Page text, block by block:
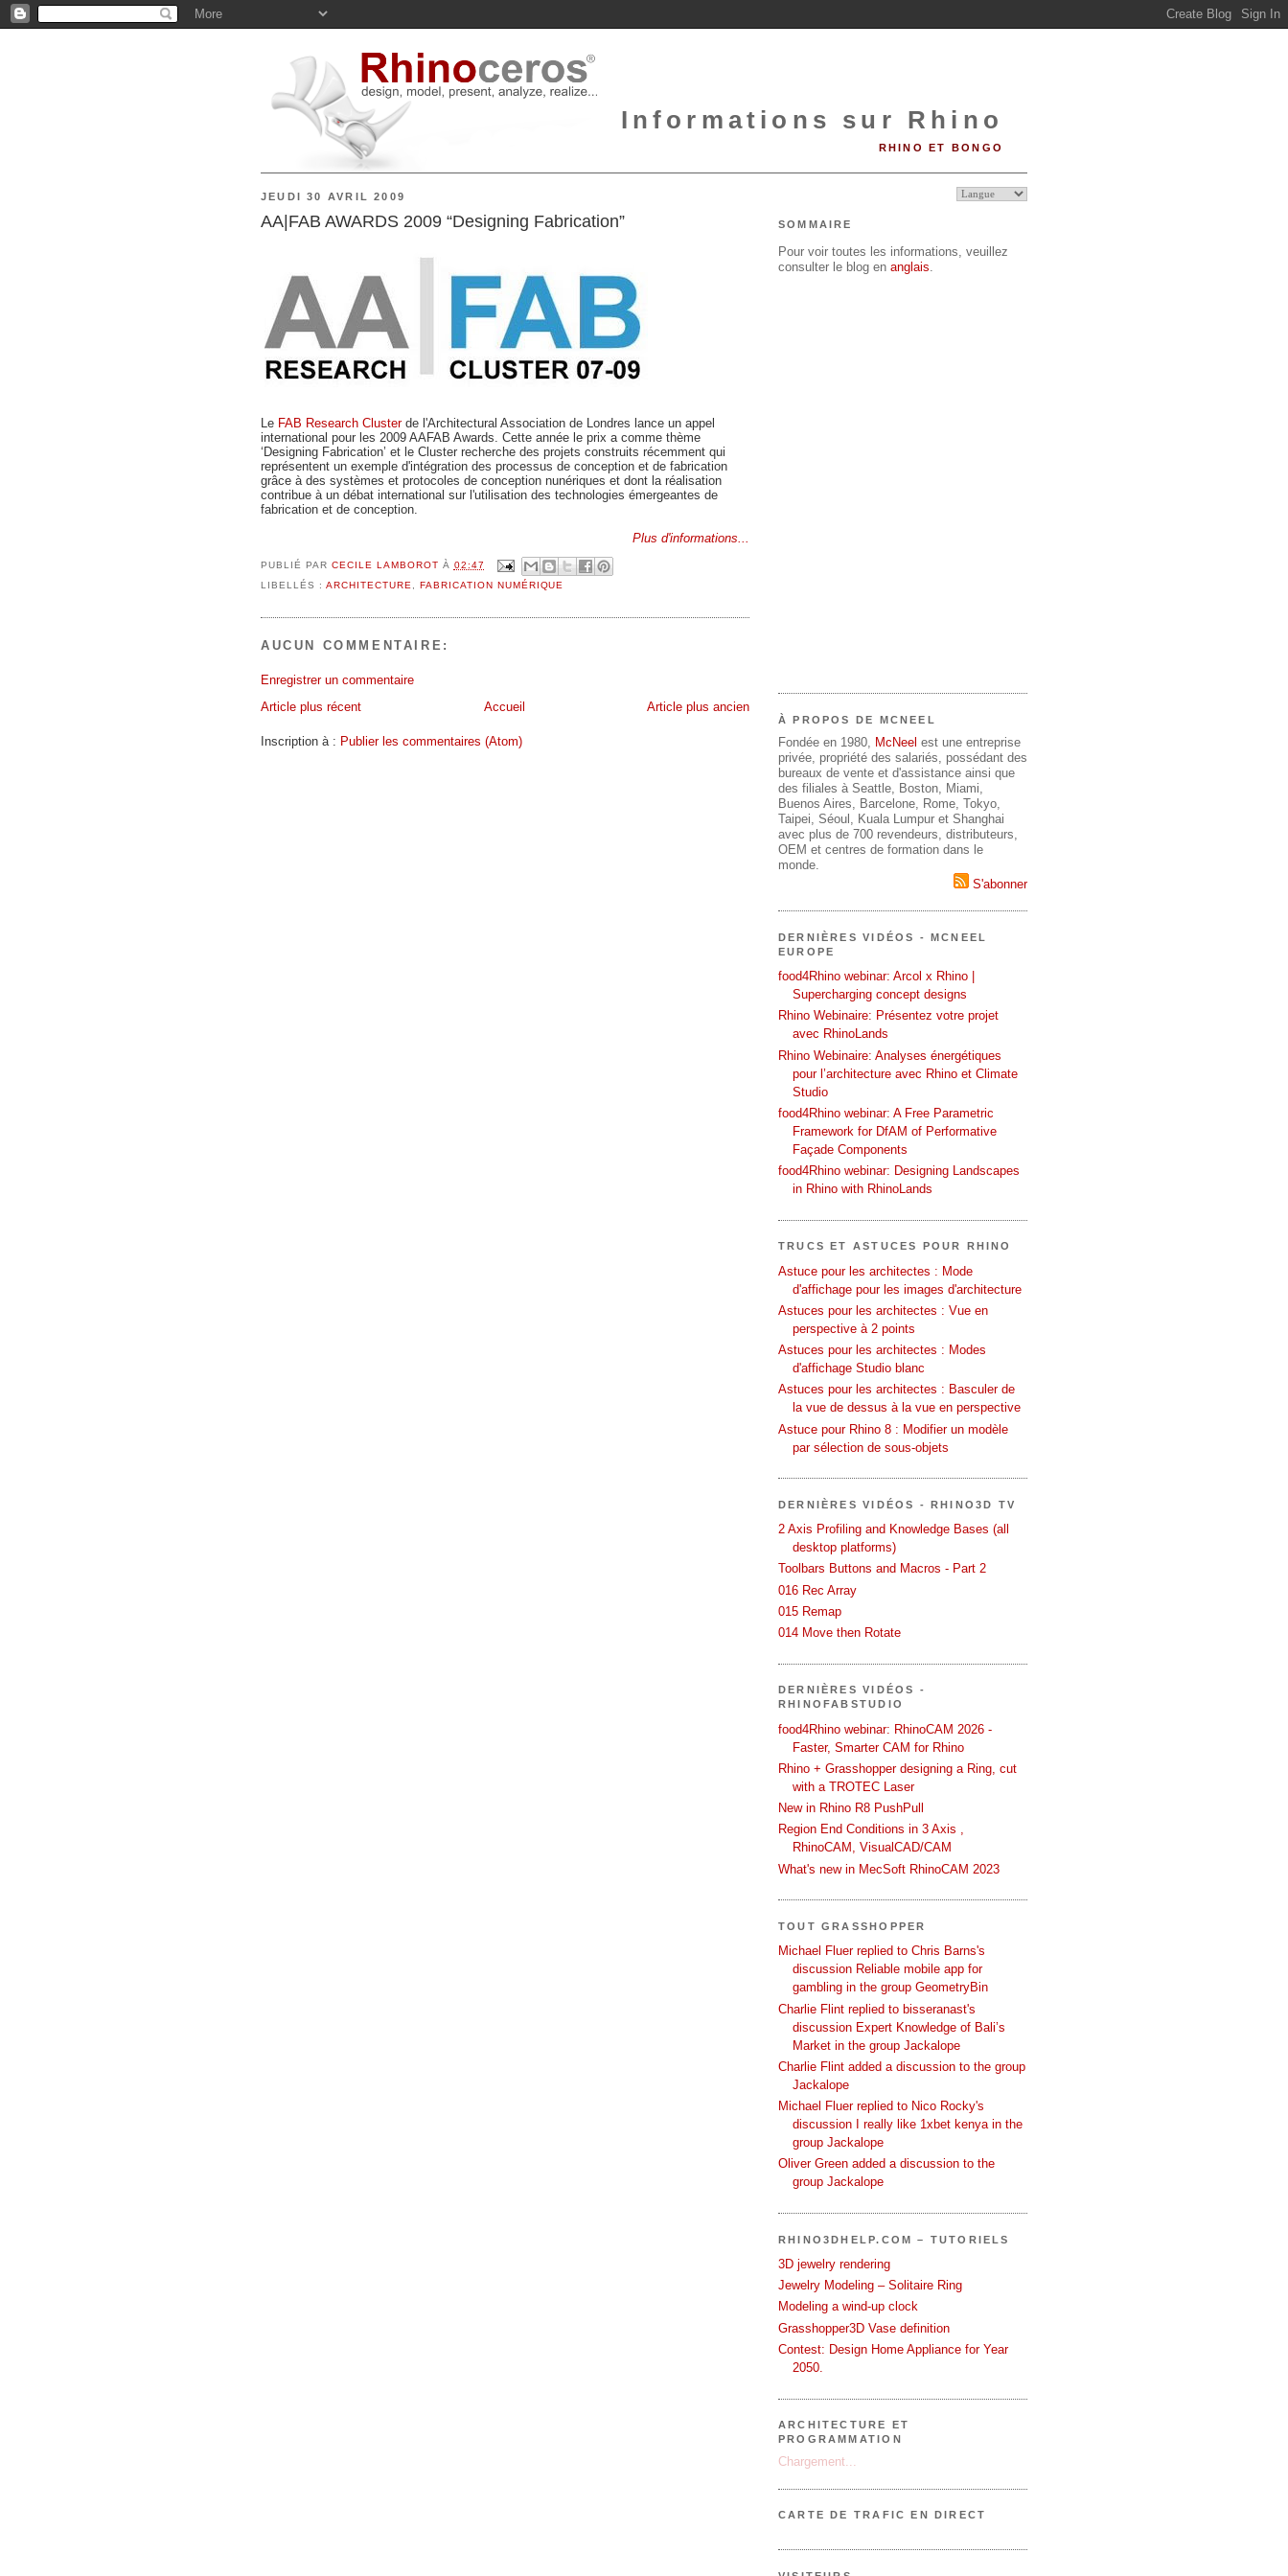
Informations sur Rhino
RHINO ET BONGO
JEUDI 30 AVRIL 2009
AA|FAB AWARDS 2009 “Designing Fabrication”
Le FAB Research Clusterde l'Architectural Association de Londres lance un appel
international pour les 2009 AAFAB Awards. Cette année le prix a comme thème
‘Designing Fabrication’ et le Cluster recherche des projets construits récemment qui
représentent un exemple d'intégration des processus de conception et de fabrication
grâce à des systèmes et protocoles de conception nunériques et dont la réalisation
contribue à un débat international sur l'utilisation des technologies émergeantes de
fabrication et de conception.
Plus d'informations...
PUBLIÉ PAR CECILE LAMBOROT À 02:47
LIBELLÉS : ARCHITECTURE, FABRICATION NUMÉRIQUE
AUCUN COMMENTAIRE:
Enregistrer un commentaire
Article plus récent
Article plus ancien
Accueil
Inscription à : Publier les commentaires (Atom)
SOMMAIRE
Pour voir toutes les informations, veuillez
consulter le blog en anglais
À PROPOS DE MCNEEL
Fondée en 1980, McNeel est une entreprise
privée, propriété des salariés, possédant des
bureaux de vente et d'assistance ainsi que
des filiales à Seattle, Boston, Miami,
Buenos Aires, Barcelone, Rome, Tokyo,
Taipei, Séoul, Kuala Lumpur et Shanghai
avec plus de 700 revendeurs, distributeurs,
OEM et centres de formation dans le
monde.
S'abonner
DERNIÈRES VIDÉOS - MCNEEL
EUROPE
food4Rhino webinar: Arcol x Rhino |
Supercharging concept designs
Rhino Webinaire: Présentez votre projet
avec RhinoLands
Rhino Webinaire: Analyses énergétiques
pour l’architecture avec Rhino et Climate
Studio
food4Rhino webinar: A Free Parametric
Framework for DfAM of Performative
Façade Components
food4Rhino webinar: Designing Landscapes
in Rhino with RhinoLands
TRUCS ET ASTUCES POUR RHINO
Astuce pour les architectes : Mode
d'affichage pour les images d'architecture
Astuces pour les architectes : Vue en
perspective à 2 points
Astuces pour les architectes : Modes
d'affichage Studio blanc
Astuces pour les architectes : Basculer de
la vue de dessus à la vue en perspective
Astuce pour Rhino 8 : Modifier un modèle
par sélection de sous-objets
DERNIÈRES VIDÉOS - RHINO3D TV
2 Axis Profiling and Knowledge Bases (all
desktop platforms)
Toolbars Buttons and Macros - Part 2
016 Rec Array
015 Remap
014 Move then Rotate
DERNIÈRES VIDÉOS -
RHINOFABSTUDIO
food4Rhino webinar: RhinoCAM 2026 -
Faster, Smarter CAM for Rhino
Rhino + Grasshopper designing a Ring, cut
with a TROTEC Laser
New in Rhino R8 PushPull
Region End Conditions in 3 Axis ,
RhinoCAM, VisualCAD/CAM
What's new in MecSoft RhinoCAM 2023
TOUT GRASSHOPPER
Michael Fluer replied to Chris Barns's
discussion Reliable mobile app for
gambling in the group GeometryBin
Charlie Flint replied to bisseranast's
discussion Expert Knowledge of Bali’s
Market in the group Jackalope
Charlie Flint added a discussion to the group
Jackalope
Michael Fluer replied to Nico Rocky's
discussion I really like 1xbet kenya in the
group Jackalope
Oliver Green added a discussion to the
group Jackalope
RHINO3DHELP.COM – TUTORIELS
3D jewelry rendering
Jewelry Modeling – Solitaire Ring
Modeling a wind-up clock
Grasshopper3D Vase definition
Contest: Design Home Appliance for Year
2050.
ARCHITECTURE ET
PROGRAMMATION
Chargement...
CARTE DE TRAFIC EN DIRECT